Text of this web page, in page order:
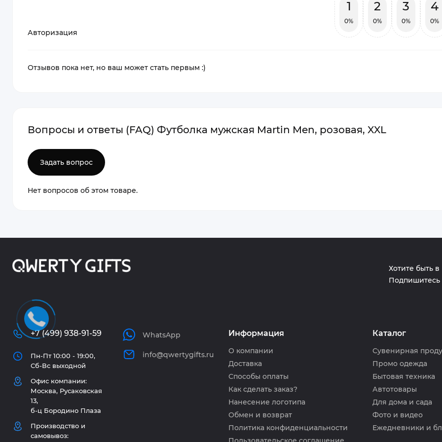
Авторизация
1
0%
2
0%
3
0%
4
0%
Отзывов пока нет, но ваш может стать первым :)
Вопросы и ответы (FAQ) Футболка мужская Martin Men, розовая, XXL
Задать вопрос
Нет вопросов об этом товаре.
Хотите быть
Подпишитесь
+7 (499) 938-91-59
Пн-Пт 10:00 - 19:00,
Сб-Вс выходной
Офис компании:
Москва, Русаковская
13,
б-ц Бородино Плаза
Производство и
самовывоз:
WhatsApp
info@qwertygifts.ru
Информация
О компании
Доставка
Способы оплаты
Как сделать заказ?
Нанесение логотипа
Обмен и возврат
Политика конфиденциальности
Каталог
Сувенирная
Промо одежда
Бытовая техника
Автотовары
Для дома и сада
Фото и видео
Ежедневники и